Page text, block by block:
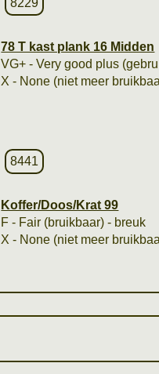
8229
78 T kast plank 16 Midden
VG+ - Very good plus
X - None (niet meer
8441
Koffer/Doos/Krat 99
F - Fair (bruikbaar) - breuk
X - None (niet meer